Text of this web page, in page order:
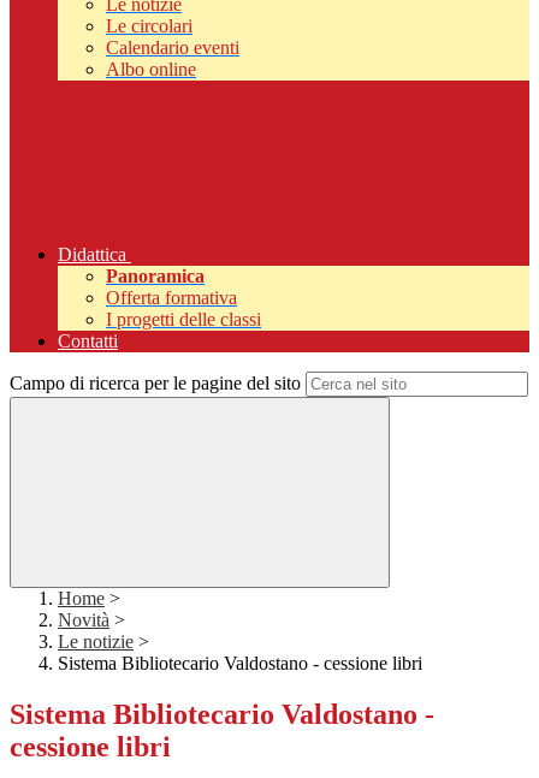
Le notizie
Le circolari
Calendario eventi
Albo online
Didattica
Panoramica
Offerta formativa
I progetti delle classi
Contatti
Campo di ricerca per le pagine del sito
Home >
Novità >
Le notizie >
Sistema Bibliotecario Valdostano - cessione libri
Sistema Bibliotecario Valdostano -
cessione libri